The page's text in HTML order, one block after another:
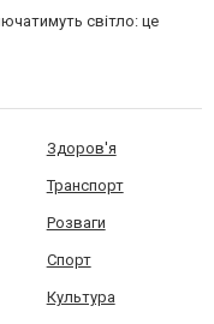
світло: це
Здоров'я
Транспорт
Розваги
Спорт
Культура